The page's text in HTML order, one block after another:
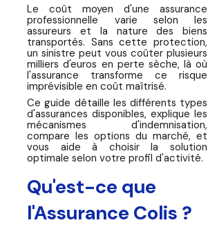
📦 FAQ : Vos Questions sur
l'Assurance Colis
Conclusion
Le coût moyen d'une assurance
professionnelle varie selon les
assureurs et la nature des biens
transportés. Sans cette protection,
un sinistre peut vous coûter plusieurs
milliers d'euros en perte sèche, là où
l'assurance transforme ce risque
imprévisible en coût maîtrisé.
Ce guide détaille les différents types
d'assurances disponibles, explique les
mécanismes d'indemnisation,
compare les options du marché, et
vous aide à choisir la solution
optimale selon votre profil d'activité.
Qu'est-ce que
l'Assurance Colis ?